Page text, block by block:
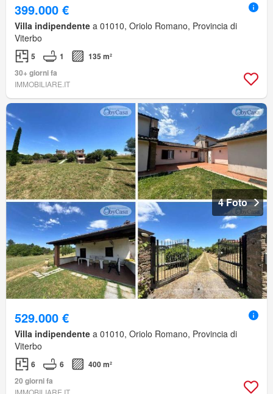
399.000 €
Villa indipendente a 01010, Oriolo Romano, Provincia di
Viterbo
5 1
135 m²
30+ giorni fa
IMMOBILIARE.IT
4 Foto
529.000 €
Villa indipendente a 01010, Oriolo Romano, Provincia di
Viterbo
6 6
400 m²
20 giorni fa